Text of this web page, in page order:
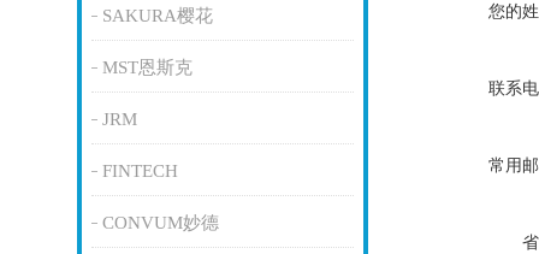
SAKURA樱花
MST恩斯克
JRM
FINTECH
CONVUM妙德
您的
联系
常用